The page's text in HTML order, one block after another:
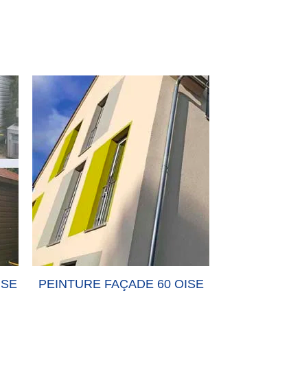
PEINTURE FAÇADE 60 OISE